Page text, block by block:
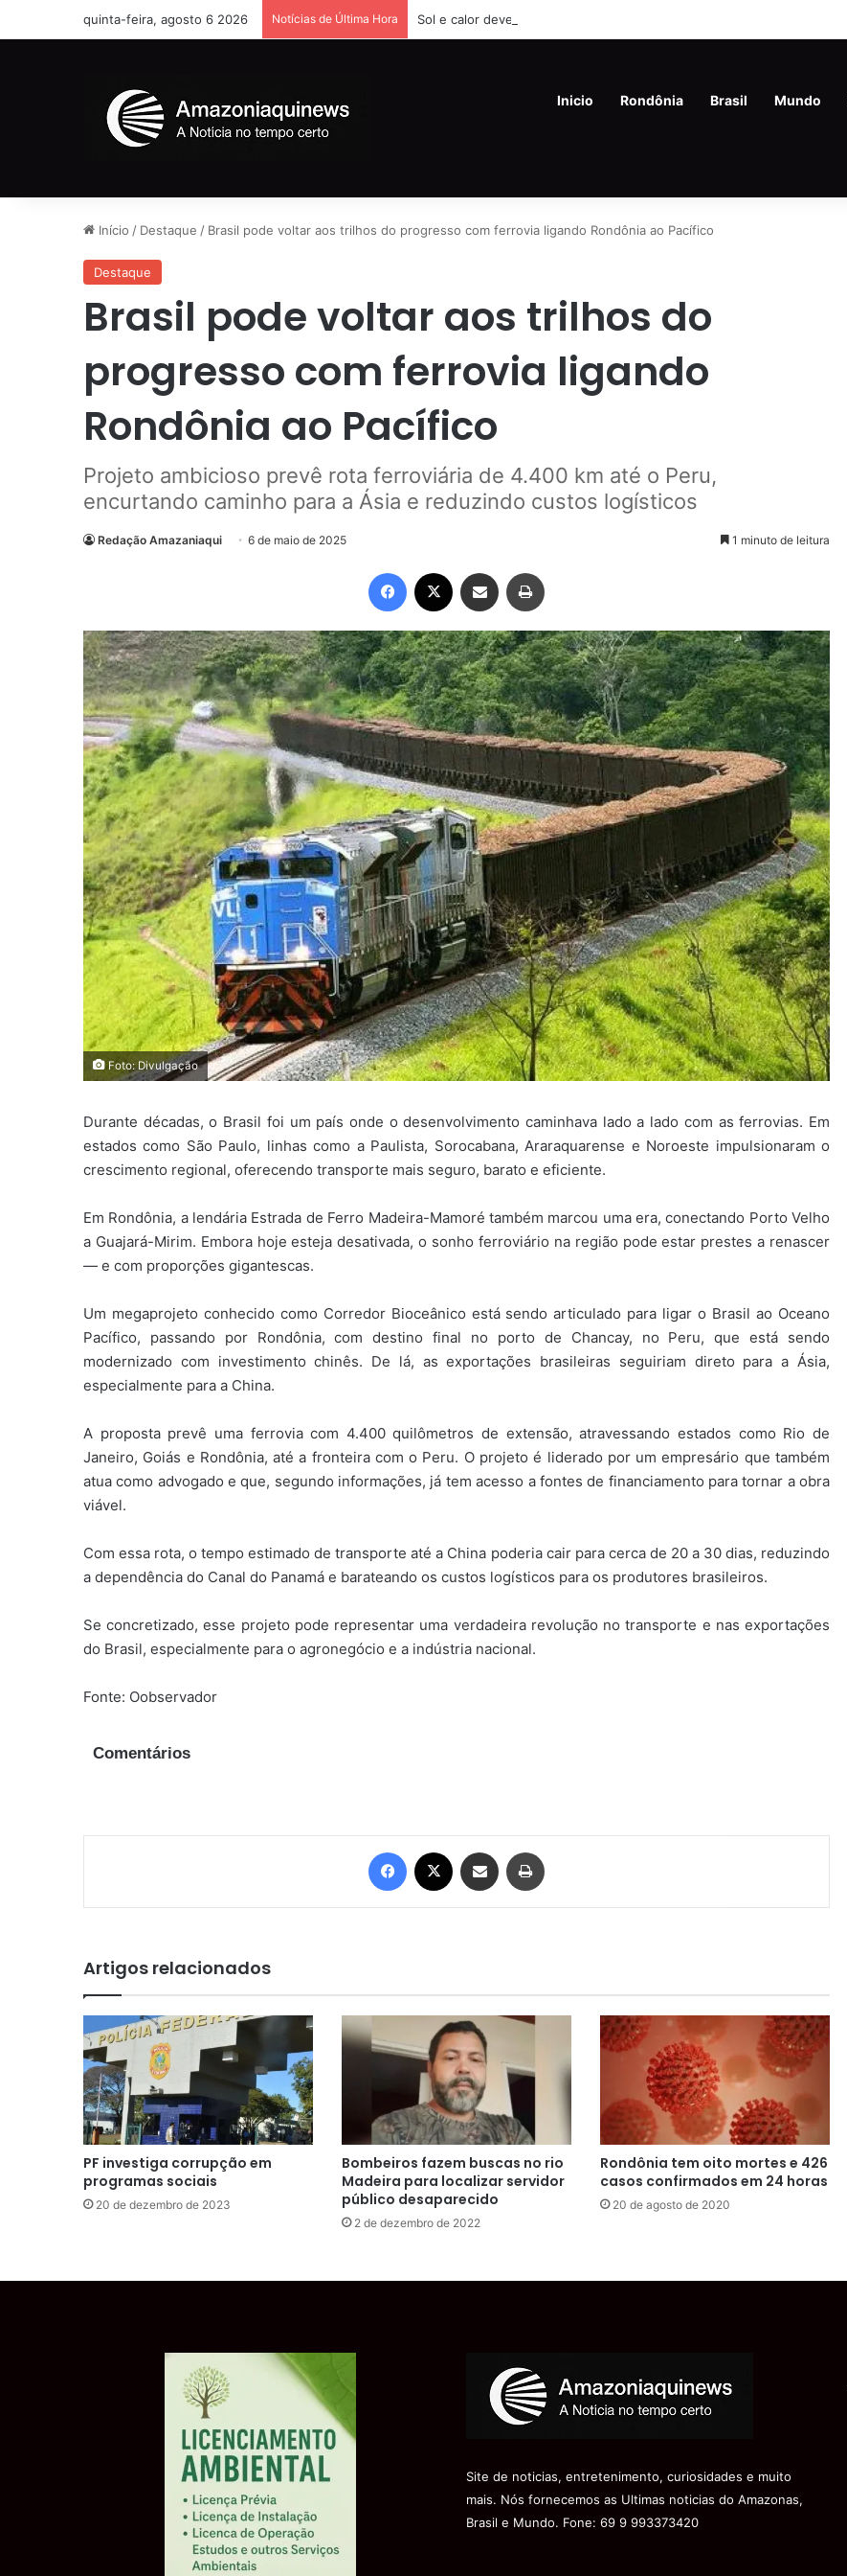
quinta-feira, agosto 6 2026 Notícias de Última Hora Sol e calor devem predominar o clima em Rondônia nesta quinta-feira (6)
Inicio Rondônia Brasil Mundo
Início / Destaque / Brasil pode voltar aos trilhos do progresso com ferrovia ligando Rondônia ao Pacífico
Destaque
Brasil pode voltar aos trilhos do
progresso com ferrovia ligando
Rondônia ao Pacífico
Projeto ambicioso prevê rota ferroviária de 4.400 km até o Peru,
encurtando caminho para a Ásia e reduzindo custos logísticos
Redação Amazaniaqui 6 de maio de 2025 1 minuto de leitura
Facebook Compartilhar via e-mail
Foto: Divulgação
Durante décadas, o Brasil foi um país onde o desenvolvimento caminhava lado a lado com as ferrovias. Em
estados como São Paulo, linhas como a Paulista, Sorocabana, Araraquarense e Noroeste impulsionaram o
crescimento regional, oferecendo transporte mais seguro, barato e eficiente.
Em Rondônia, a lendária Estrada de Ferro Madeira-Mamoré também marcou uma era, conectando Porto Velho
a Guajará-Mirim. Embora hoje esteja desativada, o sonho ferroviário na região pode estar prestes a renascer
— e com proporções gigantescas.
Um megaprojeto conhecido como Corredor Bioceânico está sendo articulado para ligar o Brasil ao Oceano
Pacífico, passando por Rondônia, com destino final no porto de Chancay, no Peru, que está sendo
modernizado com investimento chinês. De lá, as exportações brasileiras seguiriam direto para a Ásia,
especialmente para a China.
A proposta prevê uma ferrovia com 4.400 quilômetros de extensão, atravessando estados como Rio de
Janeiro, Goiás e Rondônia, até a fronteira com o Peru. O projeto é liderado por um empresário que também
atua como advogado e que, segundo informações, já tem acesso a fontes de financiamento para tornar a obra
viável.
Com essa rota, o tempo estimado de transporte até a China poderia cair para cerca de 20 a 30 dias, reduzindo
a dependência do Canal do Panamá e barateando os custos logísticos para os produtores brasileiros.
Se concretizado, esse projeto pode representar uma verdadeira revolução no transporte e nas exportações
do Brasil, especialmente para o agronegócio e a indústria nacional.
Fonte: Oobservador
Comentários
Facebook Compartilhar via e-mail
Artigos relacionados
PF investiga corrupção em
programas sociais
20 de dezembro de 2023
Bombeiros fazem buscas no rio
Madeira para localizar servidor
público desaparecido
2 de dezembro de 2022
Rondônia tem oito mortes e 426
casos confirmados em 24 horas
20 de agosto de 2020
Site de noticias, entretenimento, curiosidades e muito
mais. Nós fornecemos as Ultimas noticias do Amazonas,
Brasil e Mundo. Fone: 69 9 993373420